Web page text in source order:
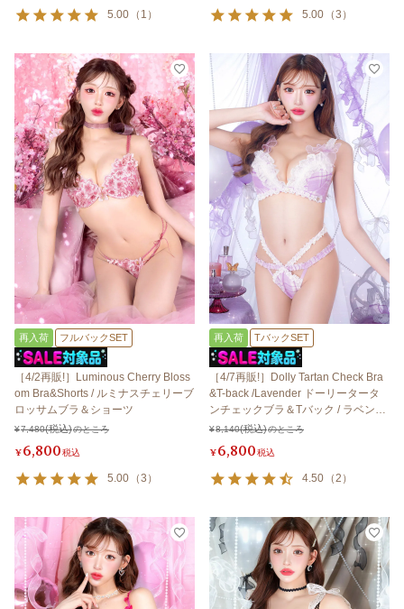
5.00 （ 1 ） 5.00 （3 ）
再入荷 フルバックSET
［4/2再販!］Luminous Cherry Bloss
om Bra&Shorts / ルミナスチェリーブ
ロッサムブラ＆ショーツ
¥7,480 のところ
¥6,800税込
5.00 （3 ）
再入荷 TバックSET
［4/7再販!］Dolly Tartan Check Bra
&T-back /Lavender ドーリータータ
ンチェックブラ＆Tバック / ラベンダ
ー
¥8,140 のところ
¥6,800税込
4.50 （2 ）